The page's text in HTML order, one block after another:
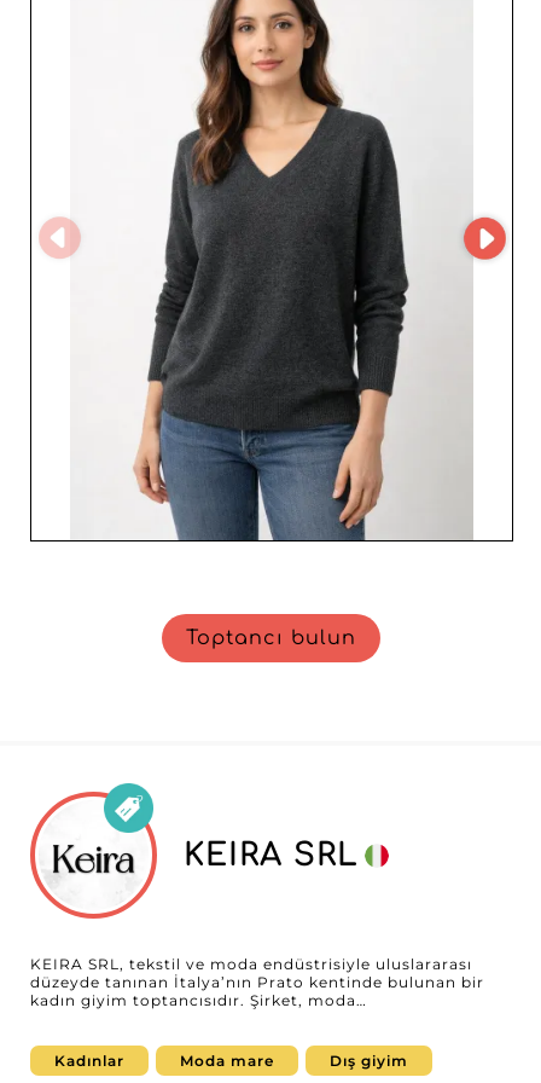
sağlam iş ilişkileri kurmanıza yardımcı olur.
Toptancı bulun
KEIRA SRL
KEIRA SRL, tekstil ve moda endüstrisiyle uluslararası
düzeyde tanınan İtalya’nın Prato kentinde bulunan bir
kadın giyim toptancısıdır. Şirket, moda
elbiselerden oluşan geniş bir hazır giyim koleksiyonu
sunar. Güncel trendleri zamansız gardırop parçalarıyla
Kadınlar Moda mare Dış giyim